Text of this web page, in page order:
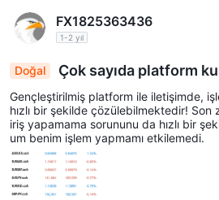
FX1825363436
1-2 yıl
Doğal
Çok sayıda platform
dan hala iyi.
Gençleştirilmiş platform ile iletişimde,
hızlı bir şekilde çözülebilmektedir!
iriş yapamama sorununu da hızlı bir
um benim işlem yapmamı etkilemedi.